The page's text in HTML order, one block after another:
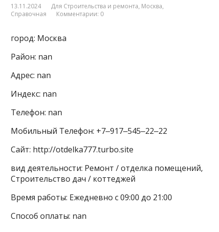
13.11.2024 Для Строительства и ремонта, Москва,
Справочная
Комментарии: 0
город: Москва
Район: nan
Адрес: nan
Индекс: nan
Телефон: nan
Мобильный Телефон: +7‒917‒545‒22‒22
Сайт: http://otdelka777.turbo.site
вид деятельности: Ремонт / отделка помещений,
Строительство дач / коттеджей
Время работы: Ежедневно с 09:00 до 21:00
Способ оплаты: nan